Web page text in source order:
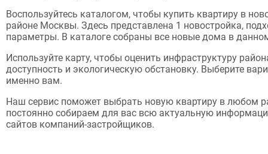
Воспользуйтесь каталогом, чтобы купить квартиру в
районе Москвы. Здесь представлена 1 новостройка,
параметры. В каталоге собраны все новые дома в
Используйте карту, чтобы оценить инфраструктуру
доступность и экологическую обстановку. Выберите
именно вам.
Наш сервис поможет выбрать новую квартиру в любом
постоянно собираем для вас всю актуальную
сайтов компаний-застройщиков.